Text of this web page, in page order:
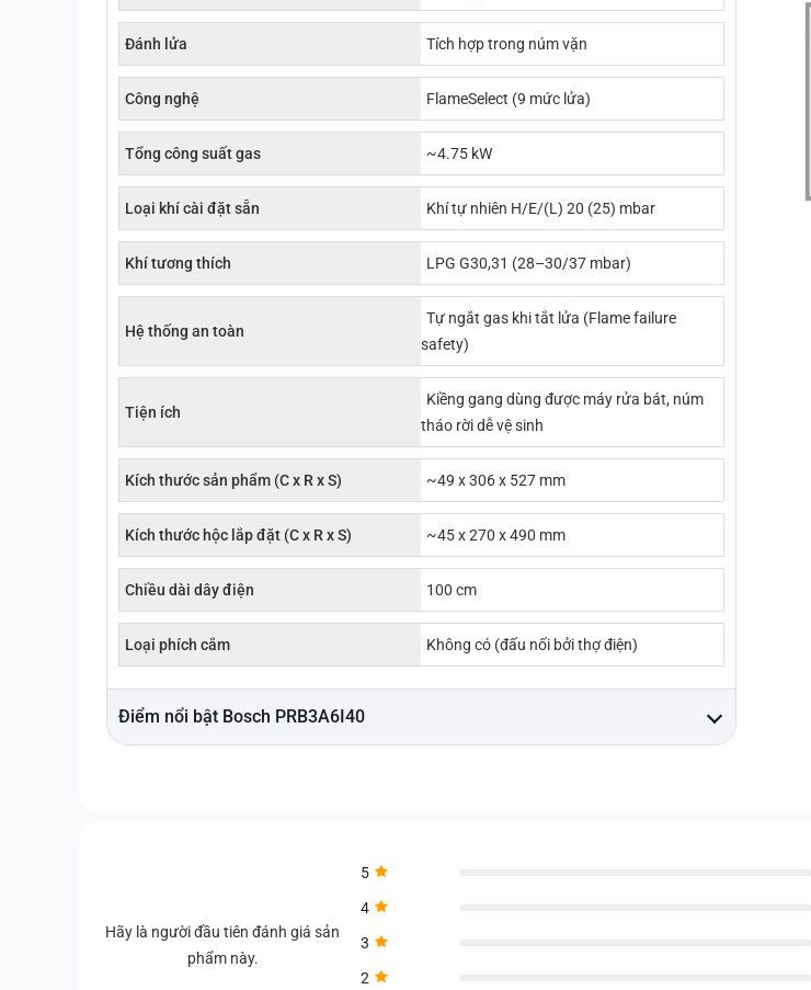
Đánh lửa Tích hợp trong núm vặn
Công nghệ FlameSelect (9 mức lửa)
Tổng công suất gas ~4.75 kW
Loại khí cài đặt sẵn Khí tự nhiên H/E/(L) 20 (25) mbar
Khí tương thích LPG G30,31 (28–30/37 mbar)
Hệ thống an toàn
Tự ngắt gas khi tắt lửa (Flame failure
safety)
Tiện ích
Kiềng gang dùng được máy rửa bát, núm
tháo rời dễ vệ sinh
Kích thước sản phẩm (C x R x S) ~49 x 306 x 527 mm
Kích thước hộc lắp đặt (C x R x S) ~45 x 270 x 490 mm
Chiều dài dây điện 100 cm
Loại phích cắm Không có (đấu nối bởi thợ điện)
Điểm nổi bật Bosch PRB3A6I40
Hãy là người đầu tiên đánh giá sản
phẩm này.
5
4
3
2